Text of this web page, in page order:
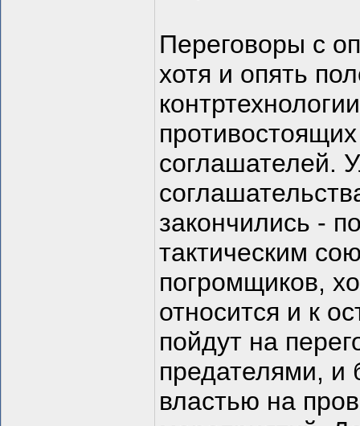
Переговоры с
хотя и опять
соглашателей.
закончились -
тактическим
погромщиков,
относится и к
пойдут на
предателями, и
властью на